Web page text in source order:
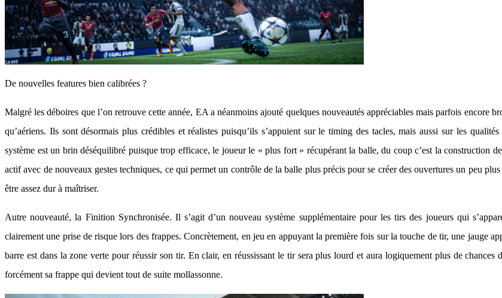
De nouvelles features bien calibrées ?
Malgré les déboires que l’on retrouve cette année, EA a néanmoins ajouté quelques nouveautés appréciables mais parfois encore
qu’aériens. Ils sont désormais plus crédibles et réalistes puisqu’ils s’appuient sur le timing des tacles, mais aussi sur les
système est un brin déséquilibré puisque trop efficace, le joueur le « plus fort » récupérant la balle, du coup c’est la construction
actif avec de nouveaux gestes techniques, ce qui permet un contrôle de la balle plus précis pour se créer des ouvertures un peu
être assez dur à maîtriser.
Autre nouveauté, la Finition Synchronisée. Il s’agit d’un nouveau système supplémentaire pour les tirs des joueurs qui
clairement une prise de risque lors des frappes. Concrètement, en jeu en appuyant la première fois sur la touche de tir, une jauge
barre est dans la zone verte pour réussir son tir. En clair, en réussissant le tir sera plus lourd et aura logiquement plus de
forcément sa frappe qui devient tout de suite mollassonne.